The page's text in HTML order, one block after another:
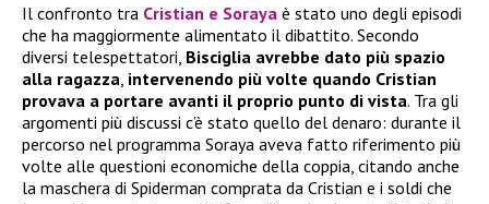
Il confronto tra Cristian e Soraya è stato uno degli episodi
che ha maggiormente alimentato il dibattito. Secondo
diversi telespettatori, Bisciglia avrebbe dato più spazio
alla ragazza intervenendo più volte quando Cristian
provava a portare avanti il proprio punto di vista. Tra gli
argomenti più discussi c’è stato quello del denaro: durante il
percorso nel programma Soraya aveva fatto riferimento più
volte alle questioni economiche della coppia, citando anche
la maschera di Spiderman comprata da Cristian e i soldi che